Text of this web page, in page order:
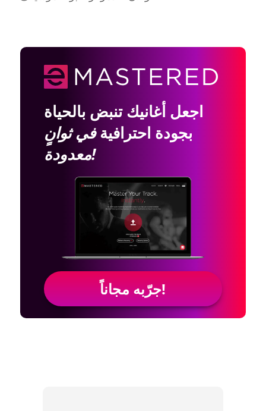
اجعل أغانيك تنبض بالحياة
بجودة احترافيةفي ثوانٍ
معدودة!
جرّبه مجاناً!